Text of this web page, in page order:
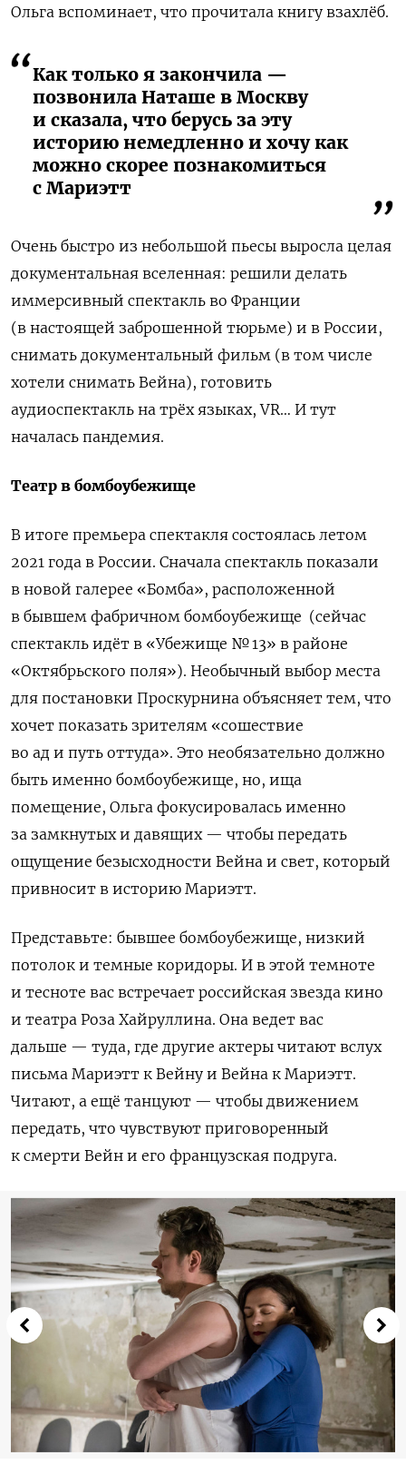
Ольга вспоминает, что прочитала книгу взахлёб.
Как только я закончила —
позвонила Наташе в Москву
и сказала, что берусь за эту
историю немедленно и хочу как
можно скорее познакомиться
с Мариэтт
Очень быстро из небольшой пьесы выросла целая
документальная вселенная: решили делать
иммерсивный спектакль во Франции
(в настоящей заброшенной тюрьме) и в России,
снимать документальный фильм (в том числе
хотели снимать Вейна), готовить
аудиоспектакль на трёх языках, VR… И тут
началась пандемия.
Театр в бомбоубежище
В итоге премьера спектакля состоялась летом
2021 года в России. Сначала спектакль показали
в новой галерее «Бомба», расположенной
в бывшем фабричном бомбоубежище (сейчас
спектакль идёт в «Убежище № 13» в районе
«Октябрьского поля»). Необычный выбор места
для постановки Проскурнина объясняет тем, что
хочет показать зрителям «сошествие
во ад и путь оттуда». Это необязательно должно
быть именно бомбоубежище, но, ища
помещение, Ольга фокусировалась именно
за замкнутых и давящих — чтобы передать
ощущение безысходности Вейна и свет, который
привносит в историю Мариэтт.
Представьте: бывшее бомбоубежище, низкий
потолок и темные коридоры. И в этой темноте
и тесноте вас встречает российская звезда кино
и театра Роза Хайруллина. Она ведет вас
дальше — туда, где другие актеры читают вслух
письма Мариэтт к Вейну и Вейна к Мариэтт.
Читают, а ещё танцуют — чтобы движением
передать, что чувствуют приговоренный
к смерти Вейн и его французская подруга.